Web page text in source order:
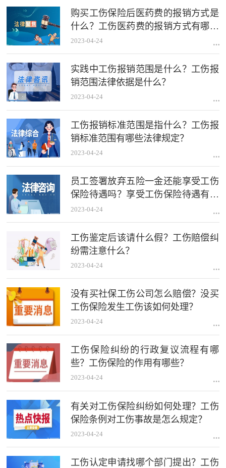
购买工伤保险后医药费的报销方式是
什么？工伤医药费的报销方式有哪些
法律规定？
2023-04-24
实践中工伤报销范围是什么？工伤报
销范围法律依据是什么？
2023-04-24
工伤报销标准范围是指什么？工伤报
销标准范围有哪些法律规定？
2023-04-24
员工签署放弃五险一金还能享受工伤
保险待遇吗？享受工伤保险待遇有什
么法律依据？
2023-04-24
工伤鉴定后该请什么假？工伤赔偿纠
纷需注意什么？
2023-04-24
没有买社保工伤公司怎么赔偿？没买
工伤保险发生工伤该如何处理？
2023-04-24
工伤保险纠纷的行政复议流程有哪
些？工伤保险的作用有哪些？
2023-04-24
有关对工伤保险纠纷如何处理？工伤
保险条例对工伤事故是怎么规定？
2023-04-24
工伤认定申请找哪个部门提出？工伤